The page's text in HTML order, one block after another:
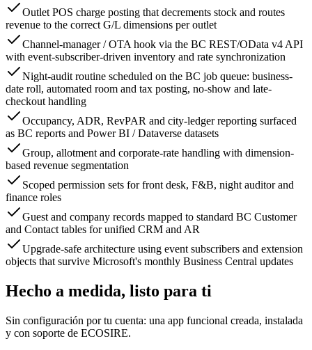
Outlet POS charge posting that decrements stock and routes
revenue to the correct G/L dimensions per outlet
Channel-manager / OTA hook via the BC REST/OData v4 API
with event-subscriber-driven inventory and rate synchronization
Night-audit routine scheduled on the BC job queue: business-
date roll, automated room and tax posting, no-show and late-
checkout handling
Occupancy, ADR, RevPAR and city-ledger reporting surfaced
as BC reports and Power BI / Dataverse datasets
Group, allotment and corporate-rate handling with dimension-
based revenue segmentation
Scoped permission sets for front desk, F&B, night auditor and
finance roles
Guest and company records mapped to standard BC Customer
and Contact tables for unified CRM and AR
Upgrade-safe architecture using event subscribers and extension
objects that survive Microsoft's monthly Business Central updates
Hecho a medida, listo para ti
Sin configuración por tu cuenta: una app funcional creada, instalada
y con soporte de ECOSIRE.